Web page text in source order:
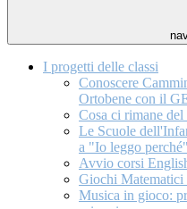
I progetti delle classi
Conoscere
Ortobene con il
Cosa ci rimane del
Le Scuole
a "Io leggo perché"
Avvio corsi
Giochi Matematici
Musica in gioco: